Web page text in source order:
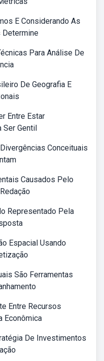
E Considerando As
Determine
Para Análise De
De Geografia E
Entre Estar
Ser Gentil
Conceituais
Causados Pelo
Representado Pela
Espacial Usando
São Ferramentas
Entre Recursos
Econômica
De Investimentos